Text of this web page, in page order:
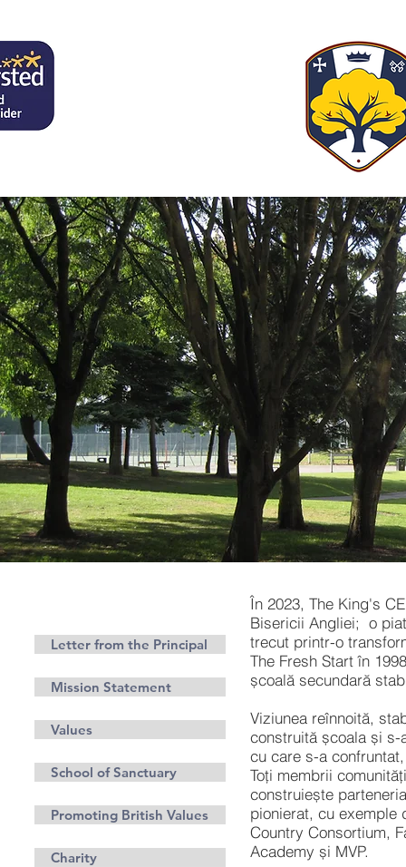
Letter from the Principal
Mission Statement
Values
School of Sanctuary
Promoting British Values
Charity
În 2023, The King's
Bisericii Angliei; o
trecut printr-o
The Fresh Start în
școală secundară
Viziunea reînnoită,
construită școala și
cu care s-a
Toți membrii
construiește
pionierat, cu exemple
Country Consortium,
Academy și MVP.